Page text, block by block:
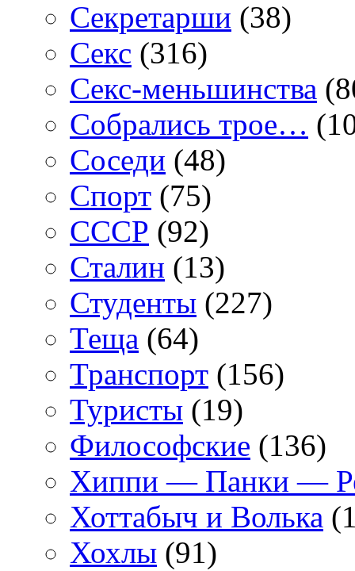
Секретарши (38)
Секс (316)
Секс-меньшинства
Собрались трое…
Соседи (48)
Спорт (75)
СССР (92)
Сталин (13)
Студенты (227)
Теща (64)
Транспорт (156)
Туристы (19)
Философские (136)
Хиппи — Панки —
Хоттабыч и Волька
Хохлы (91)